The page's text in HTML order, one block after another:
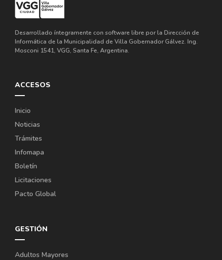
Desarrollado íntegramente con software libre por la Dirección de
Informática de la Municipalidad de Villa Gobernador Gálvez. Ing.
Mosconi 1541, VGG, Santa Fe, Argentina.
ACCESOS
Inicio
Noticias
Trámites
Infomapa
Boletín
Licitaciones
Pacto Global
GESTIÓN
Adultos Mayores